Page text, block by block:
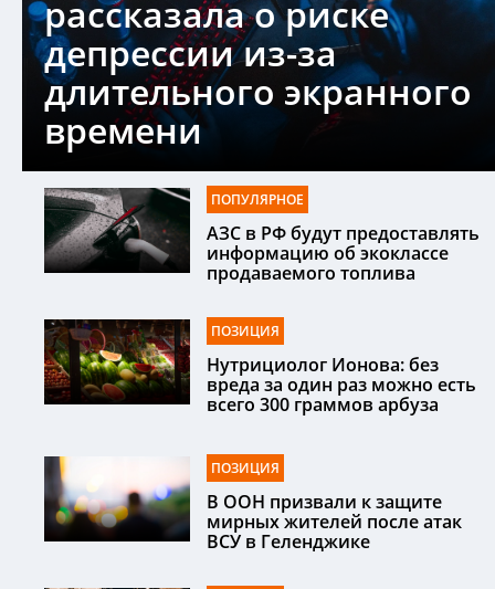
рассказала о риске
депрессии из-за
длительного экранного
времени
ПОПУЛЯРНОЕ
АЗС в РФ будут предоставлять
информацию об экоклассе
продаваемого топлива
ПОЗИЦИЯ
Нутрициолог Ионова: без
вреда за один раз можно есть
всего 300 граммов арбуза
ПОЗИЦИЯ
В ООН призвали к защите
мирных жителей после атак
ВСУ в Геленджике